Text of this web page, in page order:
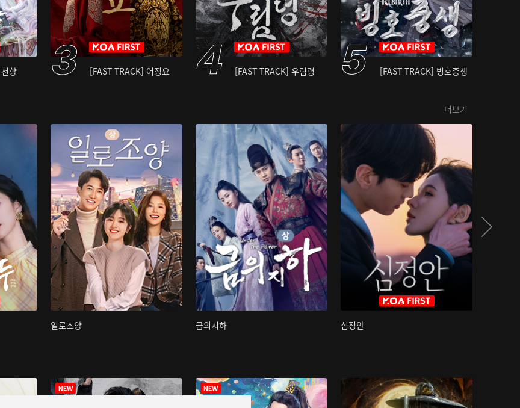
향 [FAST TRACK] 어정요 [FAST TRACK] 우림령 [FAST TRACK] 빙호중생
더보기
일로조양 금의지하 심정안